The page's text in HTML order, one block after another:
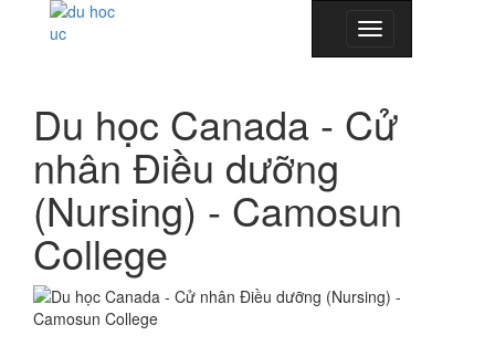
Toggle
navigation
Du học Canada - Cử
nhân Điều dưỡng
(Nursing) - Camosun
College